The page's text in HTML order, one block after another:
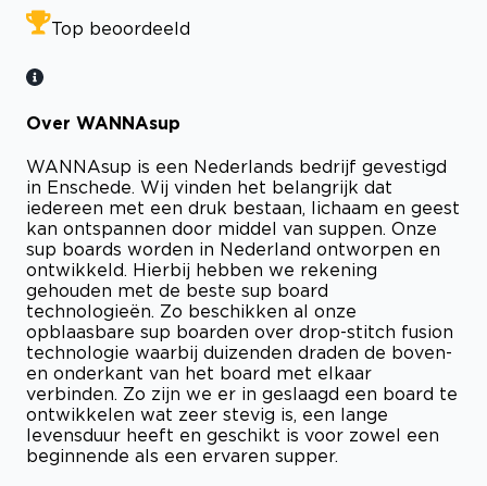
Top beoordeeld
Over WANNAsup
WANNAsup is een Nederlands bedrijf gevestigd
in Enschede. Wij vinden het belangrijk dat
iedereen met een druk bestaan, lichaam en geest
kan ontspannen door middel van suppen. Onze
sup boards worden in Nederland ontworpen en
ontwikkeld. Hierbij hebben we rekening
gehouden met de beste sup board
technologieën. Zo beschikken al onze
opblaasbare sup boarden over drop-stitch fusion
technologie waarbij duizenden draden de boven-
en onderkant van het board met elkaar
verbinden. Zo zijn we er in geslaagd een board te
ontwikkelen wat zeer stevig is, een lange
levensduur heeft en geschikt is voor zowel een
beginnende als een ervaren supper.